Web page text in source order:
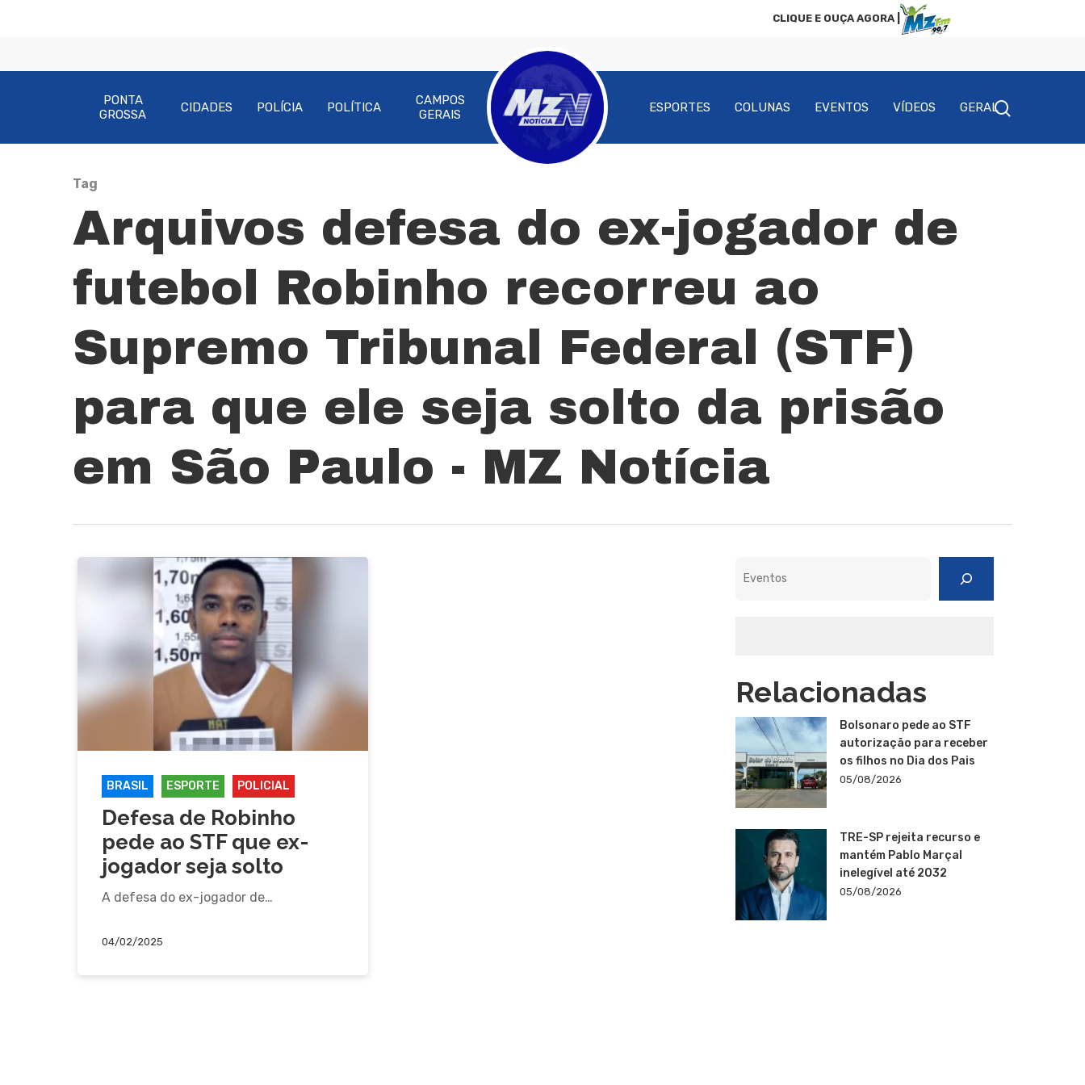
CLIQUE E OUÇA AGORA |
Pressione Enter para pesquisar ou ESC para fechar
PONTA
GROSSA
CIDADES POLÍCIA POLÍTICA
CAMPOS
GERAIS
ESPORTES COLUNAS EVENTOS VÍDEOS GERAL
Tag
Arquivos defesa do ex-jogador de
futebol Robinho recorreu ao
Supremo Tribunal Federal (STF)
para que ele seja solto da prisão
em São Paulo - MZ Notícia
BRASIL ESPORTE POLICIAL
Defesa de Robinho
pede ao STF que ex-
jogador seja solto
A defesa do ex-jogador de…
04/02/2025
Relacionadas
Bolsonaro pede ao STF
autorização para receber
os filhos no Dia dos Pais
05/08/2026
TRE-SP rejeita recurso e
mantém Pablo Marçal
inelegível até 2032
05/08/2026